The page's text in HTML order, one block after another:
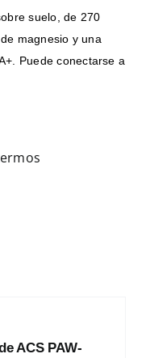
suelo, de 270
magnesio y una
Puede conectarse a
ACS PAW-